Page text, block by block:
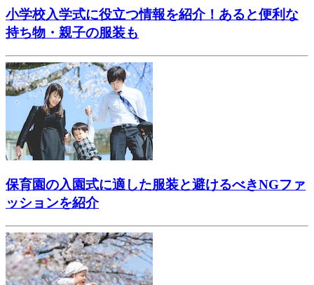
小学校入学式に役立つ情報を紹介！あると便利な
持ち物・親子の服装も
保育園の入園式に適した服装と避けるべきNGファ
ッションを紹介